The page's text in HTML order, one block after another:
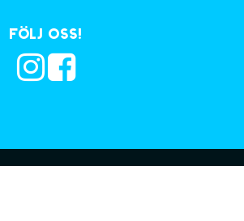
Följ oss!